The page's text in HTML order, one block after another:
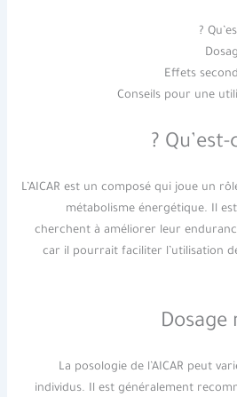
Effets
Conseils pour une
L’AICAR est un composé qui joue un
métabolisme énergétique. Il
cherchent à améliorer leur
car il pourrait faciliter l’utilisation
La posologie de l’AICAR peut
individus. Il est généralement